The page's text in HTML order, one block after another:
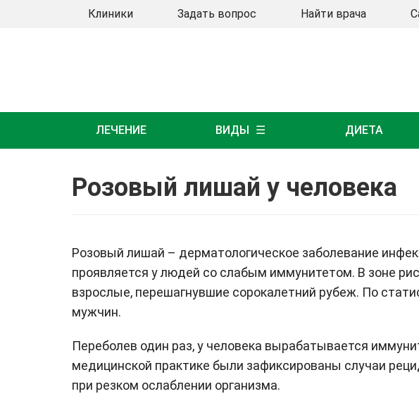
Клиники Задать вопрос Найти врача
ЛЕЧЕНИЕ ВИДЫ ДИЕТА
Розовый лишай у человека
Розовый лишай – дерматологическое заболевание
проявляется у людей со слабым иммунитетом. В зоне
взрослые, перешагнувшие сорокалетний рубеж. По
мужчин.
Переболев один раз, у человека вырабатывается
медицинской практике были зафиксированы случаи
при резком ослаблении организма.